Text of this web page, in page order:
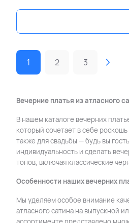
1 2 3
Вечерние платья из атласного
В нашем каталоге вечерних
который сочетает в себе
также для свадьбы — будь вы
индивидуальность и сделать
тонов, включая классические
Особенности наших вечерних
Мы уделяем особое внимание
атласного сатина на выпускной